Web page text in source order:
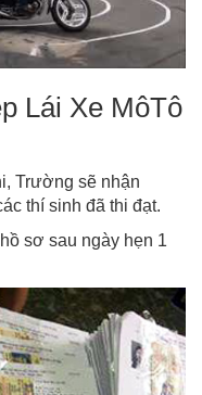
Lái Xe MôTô
Trường sẽ nhận
thí sinh đã thi đạt.
sơ sau ngày hẹn 1